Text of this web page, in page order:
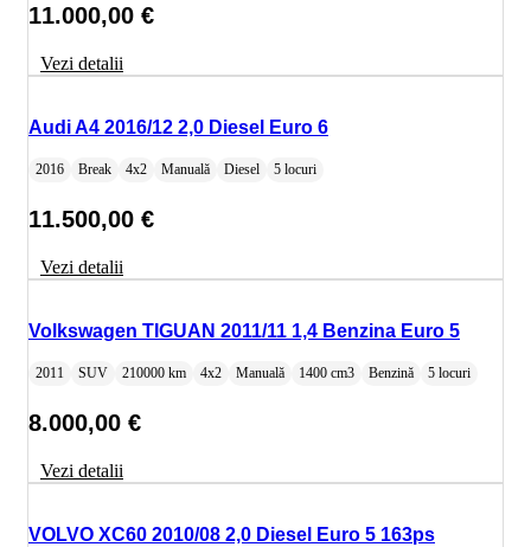
11.000,00 €
Vezi detalii
Audi A4 2016/12 2,0 Diesel Euro 6
2016 Break 4x2 Manuală Diesel 5 locuri
11.500,00 €
Vezi detalii
Volkswagen TIGUAN 2011/11 1,4 Benzina Euro 5
2011 SUV 210000 km 4x2 Manuală 1400 cm3 Benzină 5 locuri
8.000,00 €
Vezi detalii
VOLVO XC60 2010/08 2,0 Diesel Euro 5 163ps